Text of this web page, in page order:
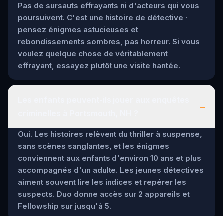
Pas de sursauts effrayants ni d'acteurs qui vous
poursuivent. C'est une histoire de détective ·
pensez énigmes astucieuses et
rebondissements sombres, pas horreur. Si vous
voulez quelque chose de véritablement
effrayant, essayez plutôt une visite hantée.
–
Oui. Les histoires relèvent du thriller à suspense,
sans scènes sanglantes, et les énigmes
conviennent aux enfants d'environ 10 ans et plus
accompagnés d'un adulte. Les jeunes détectives
aiment souvent lire les indices et repérer les
suspects. Duo donne accès sur 2 appareils et
Fellowship sur jusqu'à 5.